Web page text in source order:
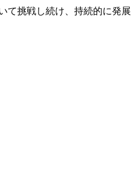
挑戦し続け、持続的に発